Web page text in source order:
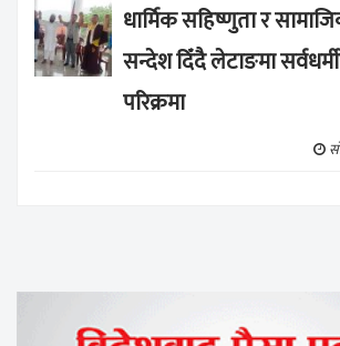
धार्मिक सहिष्णुता र
सन्देश दिँदै लेटाङमा
परिक्रमा